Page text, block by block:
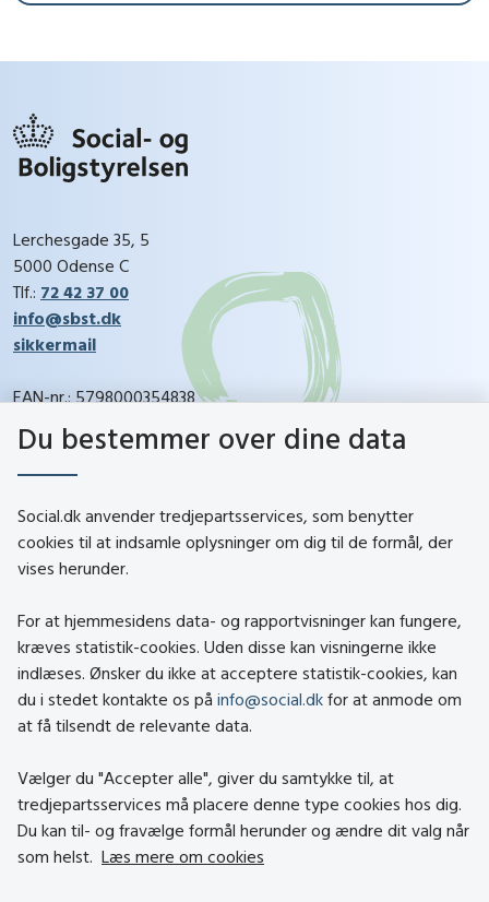
Lerchesgade 35, 5
5000 Odense C
Tlf.: 72 42 37 00
info@sbst.dk
sikkermail
EAN-nr.: 5798000354838
CVR-nr.: 26144698
Kontakt
About social.dk
Tilgængelighedserklæring
Om brugen af cookies
Besøg også
Du bestemmer over dine data
Social.dk anvender tredjepartsservices, som benytter
cookies til at indsamle oplysninger om dig til de formål, der
vises herunder.
For at hjemmesidens data- og rapportvisninger kan fungere,
kræves statistik-cookies. Uden disse kan visningerne ikke
indlæses. Ønsker du ikke at acceptere statistik-cookies, kan
du i stedet kontakte os på info@social.dk for at anmode om
at få tilsendt de relevante data.
Vælger du "Accepter alle", giver du samtykke til, at
tredjepartsservices må placere denne type cookies hos dig.
Du kan til- og fravælge formål herunder og ændre dit valg når
som helst. Læs mere om cookies